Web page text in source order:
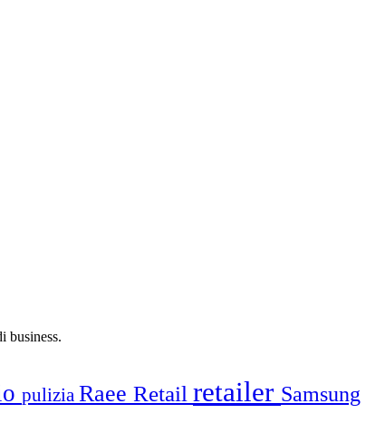
business.
pulizia Raee Retail retailer Samsung